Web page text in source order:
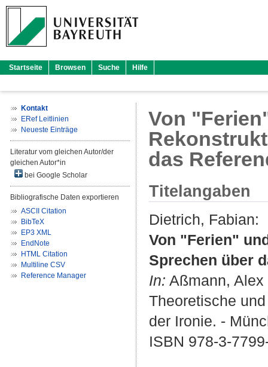
Startseite Browsen Suche Hilfe
Kontakt
ERef Leitlinien
Neueste Einträge
Literatur vom gleichen Autor/der
gleichen Autor*in
bei Google Scholar
Bibliografische Daten exportieren
ASCII Citation
BibTeX
EP3 XML
EndNote
HTML Citation
Multiline CSV
Reference Manager
Von
das
Titelangaben
Dietrich, Fabian:
Von "Ferien"
Sprechen über
In: Aßmann, Alex
Theoretische
der Ironie. -
ISBN 978-3-